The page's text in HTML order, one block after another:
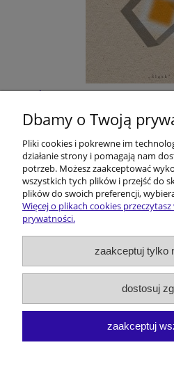
Śląskie
40,00
do
Pomoc
Dostawa i
Moje
Dbamy o Twoją
Pliki cookies i pokrewne im
działanie strony i pomagają nam
potrzeb. Możesz zaakceptować
wszystkich tych plików i przejść do
plików do swoich preferencji,
Więcej o plikach cookies
prywatności.
zaakceptuj tylko
dostosuj
zaakceptuj